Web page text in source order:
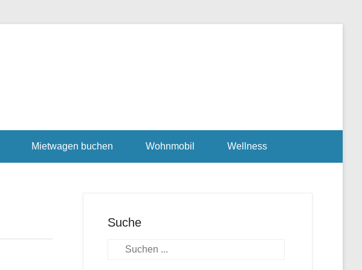
Mietwagen buchen Wohnmobil Wellness
Suche
Suchen